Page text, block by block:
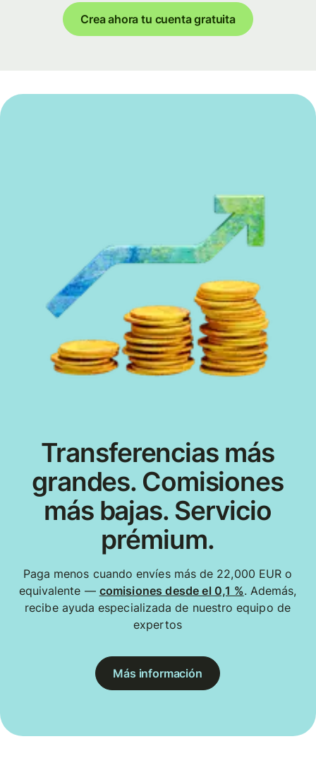
Crea ahora tu cuenta gratuita
Transferencias más
grandes. Comisiones
más bajas. Servicio
prémium.
Paga menos cuando envíes más de 22,000 EUR o
equivalente — comisiones desde el 0,1 %. Además,
recibe ayuda especializada de nuestro equipo de
expertos
Más información